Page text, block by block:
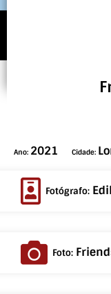
Ano: 2021 Cidade:
Fotógrafo:
Foto: